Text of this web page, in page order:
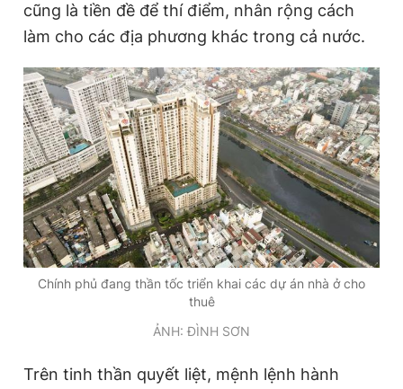
Tổng biên tập: Nguyễn Ngọc Toàn
Phó tổng biên tập thường trực: Hải Thành
Phó tổng biên tập: Trần Việt Hưng
Tổng thư ký tòa soạn: Đức Trung
Giấy phép xuất bản số 110/GP - BTTTT cấp ngày 24.3.2020
© 2003-2026 Bản quyền thuộc về Báo Thanh Niên. Cấm sao
chép dưới mọi hình thức nếu không có sự chấp thuận bằng văn
bản. Phát triển bởi ePi Technologies, JSC.
cũng là tiền đề để thí điểm, nhân rộng cách
làm cho các địa phương khác trong cả nước.
Chính phủ đang thần tốc triển khai các dự án nhà ở cho
thuê
ẢNH: ĐÌNH SƠN
Trên tinh thần quyết liệt, mệnh lệnh hành